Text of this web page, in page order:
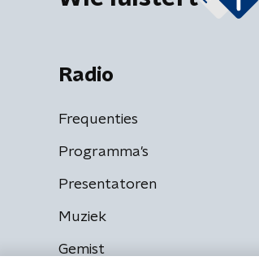
Radio
Frequenties
Programma's
Presentatoren
Muziek
Gemist